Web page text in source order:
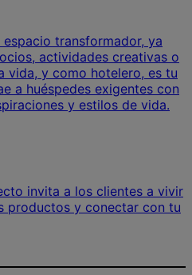
transformador, ya
actividades creativas o
vida, y como hotelero, es tu
a huéspedes exigentes con
y estilos de vida.
invita a los clientes a vivir
productos y conectar con tu